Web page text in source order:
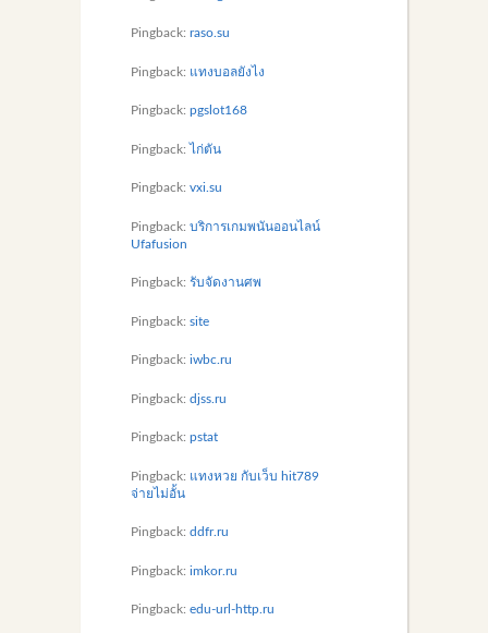
Pingback: raso.su
Pingback: แทงบอลยังไง
Pingback: pgslot168
Pingback: ไก่ตัน
Pingback: vxi.su
Pingback: บริการเกมพนันออนไลน์
Ufafusion
Pingback: รับจัดงานศพ
Pingback: site
Pingback: iwbc.ru
Pingback: djss.ru
Pingback: pstat
Pingback: แทงหวย กับเว็บ hit789
จ่ายไม่อั้น
Pingback: ddfr.ru
Pingback: imkor.ru
Pingback: edu-url-http.ru